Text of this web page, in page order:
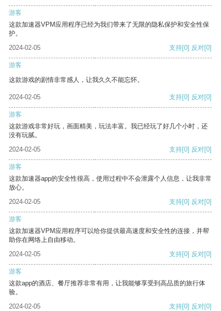
游客
这款加速器VPM应用程序已经为我们带来了无限的隐私保护和安全性保
护。
2024-02-05
支持[0] 反对[0]
游客
这款游戏的剧情非常感人，让我久久不能忘怀。
2024-02-05 支持[0] 反对[0]
游客
这款游戏非常好玩，画面精美，玩法丰富。我已经玩了好几个小时，还
没有玩腻。
2024-02-05
支持[0] 反对[0]
游客
这款加速器app的安全性很高，使用过程中不会泄露个人信息，让我非常
放心。
2024-02-05
支持[0] 反对[0]
游客
这款加速器VPM应用程序可以给你提供最高速度和安全性的连接，并帮
助你在网络上自由移动。
2024-02-05
支持[0] 反对[0]
游客
这款app的酒店、餐厅推荐非常有用，让我能够享受到高品质的旅行体
验。
2024-02-05
支持[0] 反对[0]